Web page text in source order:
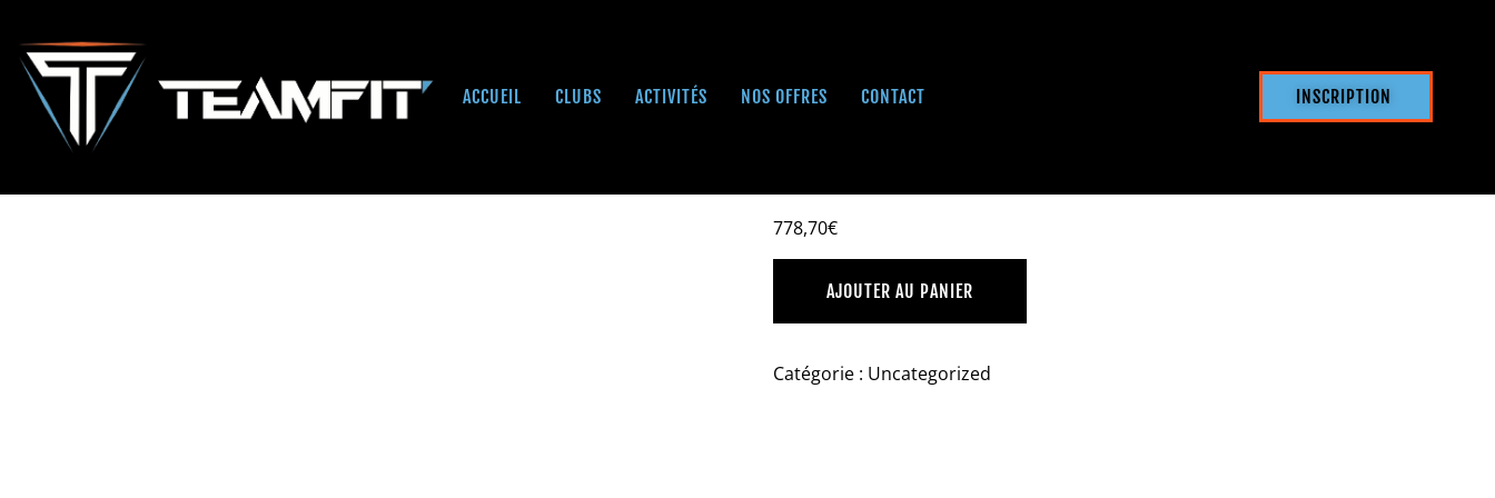
ACCUEIL CLUBS ACTIVITÉS NOS OFFRES CONTACT INSCRIPTION
Accueil Uncategorized/ FIT DUO (AVEC ENGAGEMENT)
778,70€
AJOUTER AU PANIER
Catégorie : Uncategorized